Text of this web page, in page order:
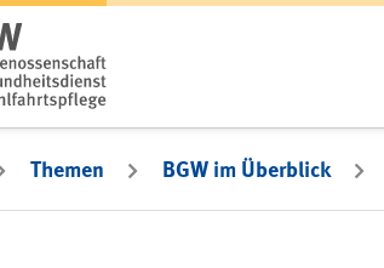
Themen BGW im Überblick